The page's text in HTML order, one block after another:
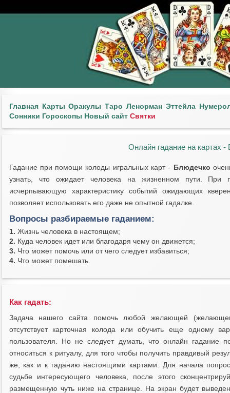
Главная Карты Оракулы Таро Ленорман Эттейла
Сонники Гороскопы Новый сайт Святки
Онлайн гадание на картах
Гадание при помощи колоды игральных карт - Блюдечко
узнать, что ожидает человека на жизненном пути.
исчерпывающую характеристику событий ожидающих
позволяет использовать его даже не опытной гадалке.
Вопросы разбираемые гаданием:
1. Жизнь человека в настоящем;
2. Куда человек идет или благодаря чему он движется;
3. Что может помочь или от чего следует избавиться;
4. Что может помешать.
Как гадать:
Задача нашего сайта помочь любой желающей
отсутствует карточная колода или обучить еще одному
пользователя. Но не следует думать, что онлайн гадание
относиться к ритуалу, для того чтобы получить правдивый
же, как и к гаданию настоящими картами. Для начала
судьбе интересующего человека, после этого
размещенную чуть ниже на странице. На экран будет